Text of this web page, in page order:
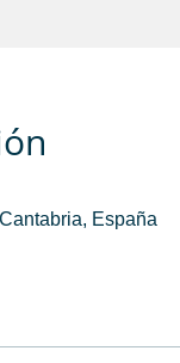
España